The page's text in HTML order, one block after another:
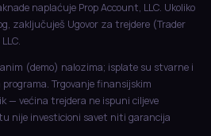
naplaćuje Prop Account, LLC. Ukoliko
zaključuješ Ugovor za trejdere (Trader
(demo) nalozima; isplate su stvarne i
Trgovanje finansijskim
— većina trejdera ne ispuni ciljeve
nije investicioni savet niti garancija